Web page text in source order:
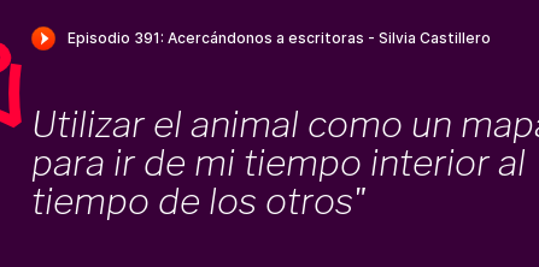
Utilizar el animal como un
para ir de mi tiempo interior al
tiempo de los otros"